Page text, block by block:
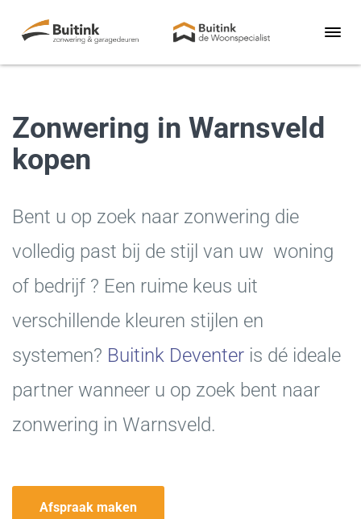
Zonwering in Warnsveld
kopen
Bent u op zoek naar zonwering die
volledig past bij de stijl van uw woning
of bedrijf ? Een ruime keus uit
verschillende kleuren stijlen en
systemen? Buitink Deventer is dé ideale
partner wanneer u op zoek bent naar
zonwering in Warnsveld.
Afspraak maken